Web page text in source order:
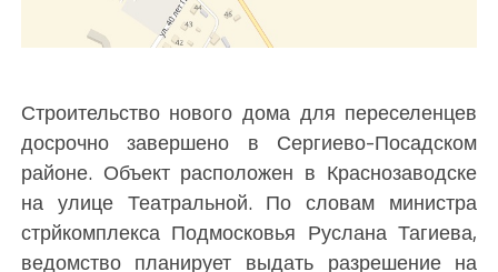
Строительство нового дома для переселенцев
досрочно завершено в Сергиево-Посадском
районе. Объект расположен в Краснозаводске
на улице Театральной. По словам министра
стрйкомплекса Подмосковья Руслана Тагиева,
ведомство планирует выдать разрешение на